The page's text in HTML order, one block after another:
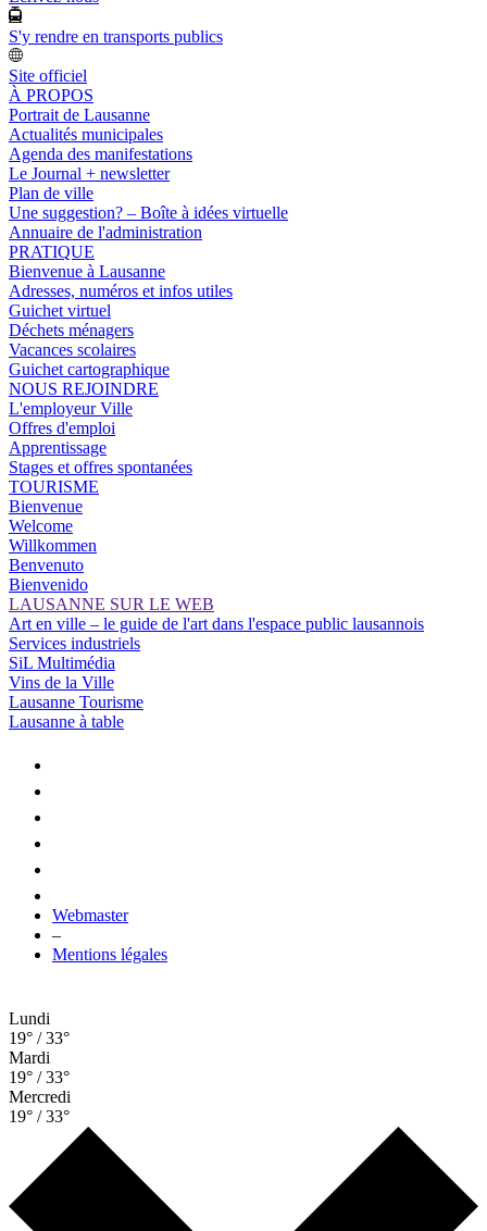
S'y rendre en transports publics
Site officiel
À PROPOS
Portrait de Lausanne
Actualités municipales
Agenda des manifestations
Le Journal + newsletter
Plan de ville
Une suggestion? – Boîte à idées virtuelle
Annuaire de l'administration
PRATIQUE
Bienvenue à Lausanne
Adresses, numéros et infos utiles
Guichet virtuel
Déchets ménagers
Vacances scolaires
Guichet cartographique
NOUS REJOINDRE
L'employeur Ville
Offres d'emploi
Apprentissage
Stages et offres spontanées
TOURISME
Bienvenue
Welcome
Willkommen
Benvenuto
Bienvenido
LAUSANNE SUR LE WEB
Art en ville – le guide de l'art dans l'espace public lausannois
Services industriels
SiL Multimédia
Vins de la Ville
Lausanne Tourisme
Lausanne à table
Webmaster
–
Mentions légales
Lundi
19° / 33°
Mardi
19° / 33°
Mercredi
19° / 33°